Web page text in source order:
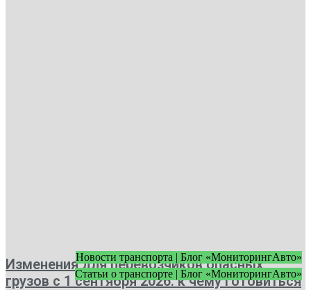
Новости транспорта | Блог «МониторингАвто»
Статьи о транспорте | Блог «МониторингАвто»
Изменения для перевозчиков опасных
грузов с 1 сентября 2026: к чему готовиться